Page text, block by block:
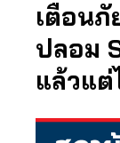
เตือนภั
ปลอม
แล้วแต่